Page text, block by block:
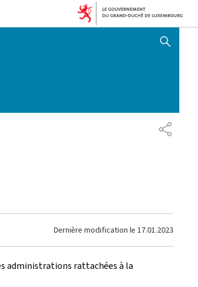
AFFICHER / MASQUER
Dernière modification le 17.01.2023
administrations rattachées à la